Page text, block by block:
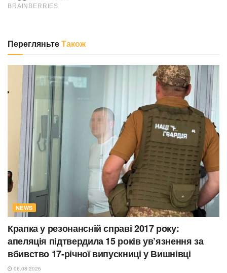
ПерегляньтеТакож
NEWS
Крапка у резонансній справі 2017 року:
апеляція підтвердила 15 років ув’язнення за
вбивство 17-річної випускниці у Вишнівці
06.08.2026